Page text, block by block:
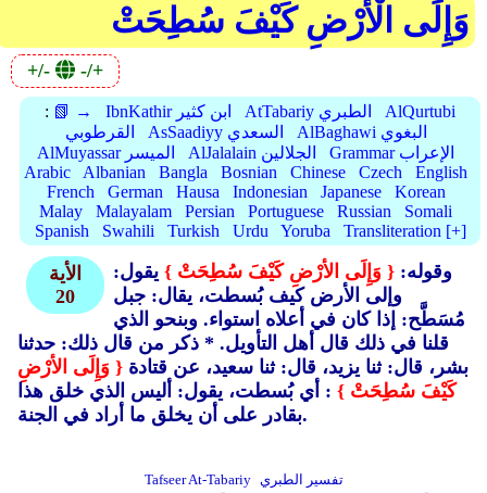
وَإِلَى الْأَرْضِ كَيْفَ سُطِحَتْ
+/- -/+
: 📗 → IbnKathir ابن كثير AtTabariy الطبري
AlQurtubi
القرطوبي
AsSaadiyy السعدي
AlBaghawi البغوي
AlMuyassar الميسر
AlJalalain الجلالين
Grammar الإعراب
Arabic
Albanian Bangla Bosnian Chinese Czech
English
French
German Hausa Indonesian Japanese
Korean
Malay
Malayalam Persian Portuguese Russian
Somali
Spanish
Swahili Turkish Urdu Yoruba Transliteration [+]
الأية
20
وقوله: { وَإِلَى الأرْضِ كَيْفَ سُطِحَتْ } يقول:
وإلى الأرض كيف بُسطت، يقال: جبل
مُسَطَّح: إذا كان في أعلاه استواء. وبنحو الذي
قلنا في ذلك قال أهل التأويل. * ذكر من قال ذلك: حدثنا
بشر، قال: ثنا يزيد، قال: ثنا سعيد، عن قتادة { وَإِلَى الأرْضِ
كَيْفَ سُطِحَتْ } : أي بُسطت، يقول: أليس الذي خلق هذا
بقادر على أن يخلق ما أراد في الجنة.
Tafseer At-Tabariy تفسير الطبري